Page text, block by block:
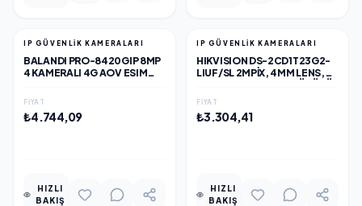
IP GÜVENLİK KAMERALARI
BALANDI PRO-8420GIP 8MP
4 KAMERALI 4G AOV ESIM
YAZILIM
FIYAT
₺4.744,09
HIZLI
BAKIŞ
IP GÜVENLİK KAMERALARI
HIKVISION DS-2CD1T23G2-
LIUF/SL 2MPIX, 4MM LENS,
HYBRID LIGHT, SD
POE, BULLET IP KAMERA
FIYAT
₺3.304,41
HIZLI
BAKIŞ